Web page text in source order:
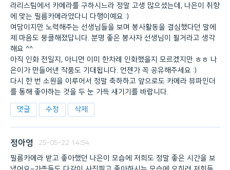
라리스팀에서 카메라를 구하시느라 정말 고생 많으셨는데, 나은이 취향
에 맞는 필름카메라였다니 다행이예요 :)
여담이지만 노력해주는 선생님들을 보며 봉사활동을 결심했다던 말에
제 마음도 뭉클해졌답니다. 분명 좋은 봉사자 선생님이 될거라고 생각
해요 ^^
아직 인화 전일지, 아니면 이미 한차례 인화했을지 모르겠지만 ㅎㅎ 나
은이가 만들어낸 작품도 기대됩니다. 언젠가 꼭 공유해주세요 :)
다시 한 번 소원을 이루어서 정말 축하하고 앞으로도 카메라 뷰파인더
를 통해 좋아하는 것을 두 눈 가득 새기기를 바랍니다.
댓글 수정 삭제
정아영
25-05-22 14:54
필름카메라 받고 좋아했던 나은이 모습에 저희도 정말 좋은 시간을 보